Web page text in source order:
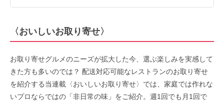
〈おいしいお取り寄せ〉
お取り寄せグルメのニーズが拡大した今、選ぶ楽しみを実感して
きた方も多いのでは？ 配送対応可能なレストランのお取り寄せ
を紹介する当連載〈おいしいお取り寄せ〉では、家庭では作れな
いプロならではの「非日常の味」をご紹介。週1回でも月1回で